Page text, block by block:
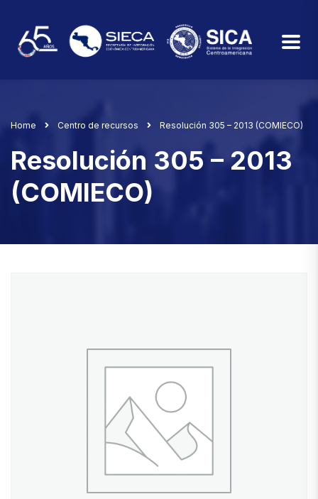
Home Centro de recursos Resolución 305 – 2013 (COMIECO)
Resolución 305 – 2013
(COMIECO)